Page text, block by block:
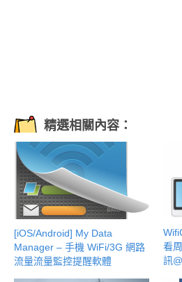
精選相關內容：
[iOS/Android] My Data
Manager – 手機 WiFi/3G 網路
流量流量監控提醒軟體
看
訊